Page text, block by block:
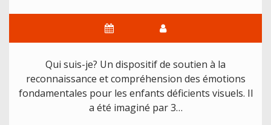
Qui suis-je? Un dispositif de soutien à la
reconnaissance et compréhension des émotions
fondamentales pour les enfants déficients visuels. Il
a été imaginé par 3…